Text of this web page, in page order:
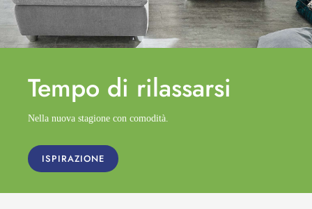
Tempo di rilassarsi
Nella nuova stagione con comodità.
ISPIRAZIONE